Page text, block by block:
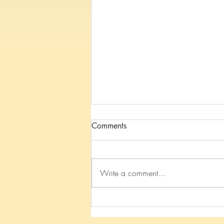
（Nyagrodharama）】
Comments
Write a comment...